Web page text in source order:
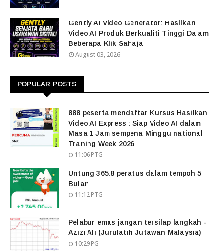
Gently AI Video Generator: Hasilkan
Video AI Produk Berkualiti Tinggi Dalam
Beberapa Klik Sahaja
August 03, 2026
POPULAR POSTS
888 peserta mendaftar Kursus Hasilkan
Video AI Express : Siap Video AI dalam
Masa 1 Jam sempena Minggu national
Traning Week 2026
11:06 PTG
Untung 365.8 peratus dalam tempoh 5
Bulan
11:12 PTG
Pelabur emas jangan tersilap langkah -
Azizi Ali (Jurulatih Jutawan Malaysia)
10:29 PG